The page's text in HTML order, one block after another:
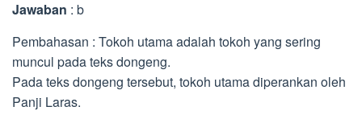
Jawaban : b
Pembahasan : Tokoh utama adalah tokoh yang sering
muncul pada teks dongeng.
Pada teks dongeng tersebut, tokoh utama diperankan oleh
Panji Laras.